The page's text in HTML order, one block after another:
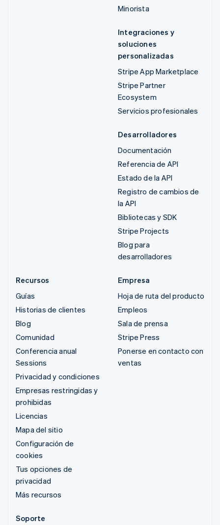
Minorista
Integraciones y
soluciones
personalizadas
Stripe App Marketplace
Stripe Partner
Ecosystem
Servicios profesionales
Desarrolladores
Documentación
Referencia de API
Estado de la API
Registro de cambios de
la API
Bibliotecas y SDK
Stripe Projects
Blog para
desarrolladores
Recursos
Guías
Historias de clientes
Blog
Comunidad
Conferencia anual
Sessions
Privacidad y condiciones
Empresas restringidas y
prohibidas
Licencias
Mapa del sitio
Configuración de
cookies
Tus opciones de
privacidad
Más recursos
Empresa
Hoja de ruta del producto
Empleos
Sala de prensa
Stripe Press
Ponerse en contacto con
ventas
Soporte